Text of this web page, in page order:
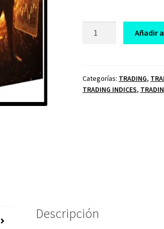
FRANCISCO
FRIAS
Añadir
Categorías: TRADING,
TRADING INDICES,
Descripción